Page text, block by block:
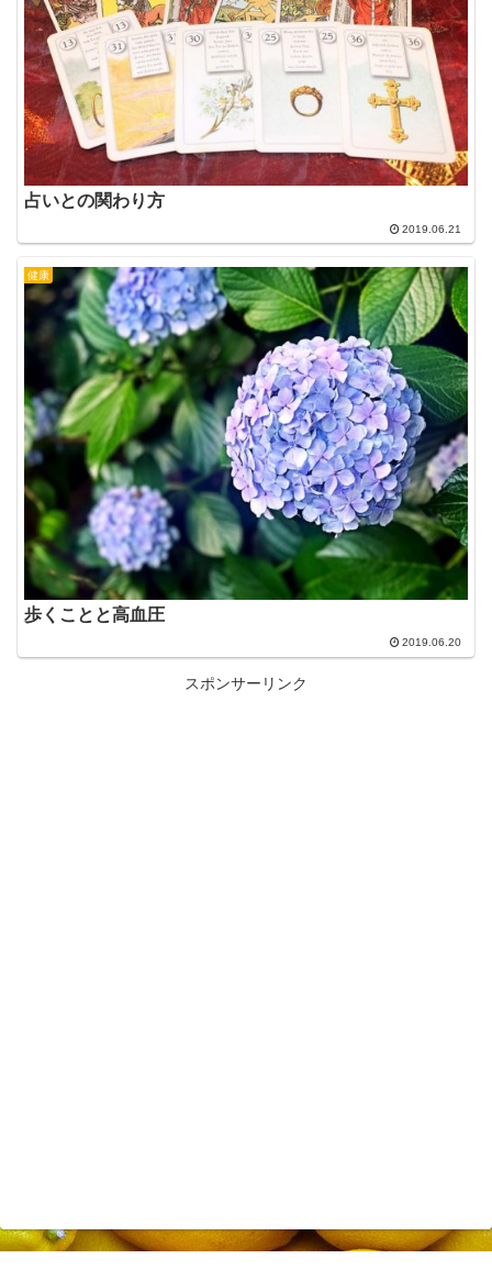
占いとの関わり方
2019.06.21
健康
歩くことと高血圧
2019.06.20
スポンサーリンク